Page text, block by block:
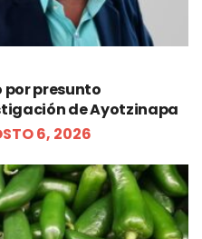
por presunto
de Ayotzinapa
6, 2026